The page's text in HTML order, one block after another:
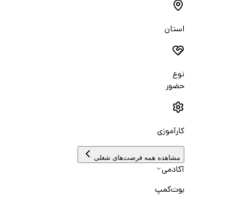
استان
نوع
حضور
کارآموزی
مشاهده همه فرصت‌های شغلی
آکادمی
بوت‌کمپ